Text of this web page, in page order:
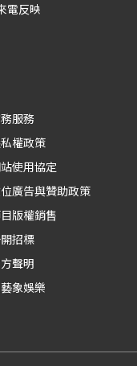
電反映
服務
權政策
使用協定
廣告與贊助政策
版權銷售
招標
聲明
象娛樂